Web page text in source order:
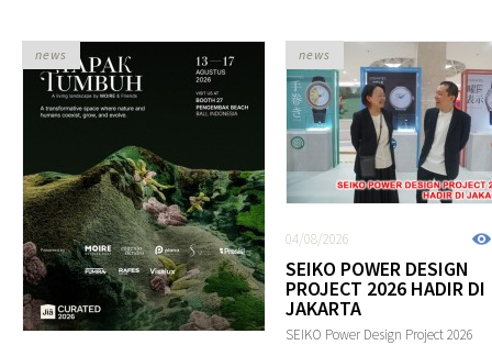
news
04/08/2026
SEIKO POWER DESIGN
PROJECT 2026 HADIR DI
JAKARTA
SEIKO Power Design Project 2026
news